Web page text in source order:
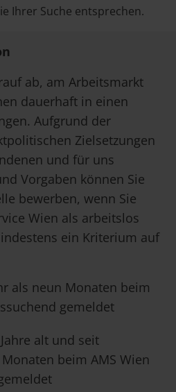
Ihrer Suche entsprechen.
ab, am Arbeitsmarkt
dauerhaft in einen
Aufgrund der
Zielsetzungen
und für uns
Vorgaben können Sie
bewerben, wenn Sie
Wien als arbeitslos
ein Kriterium auf
als neun Monaten beim
gemeldet
alt und seit
beim AMS Wien